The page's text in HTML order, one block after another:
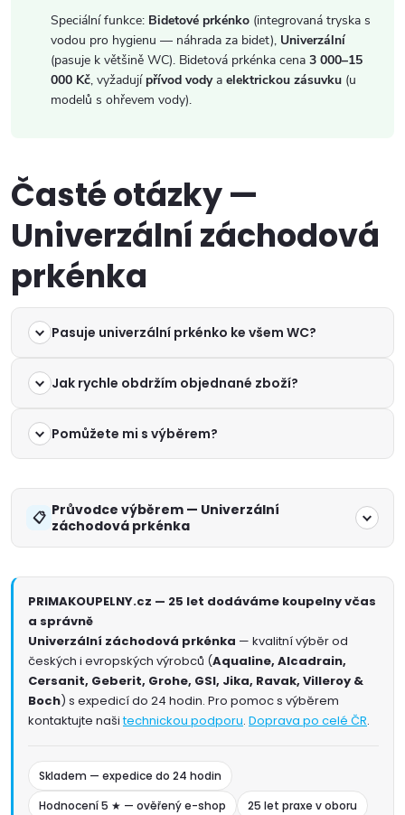
Speciální funkce: Bidetové prkénko (integrovaná tryska s
vodou pro hygienu — náhrada za bidet), Univerzální
(pasuje k většině WC). Bidetová prkénka cena 3 000–15
000 Kč, vyžadují přívod vodya elektrickou zásuvku (u
modelů s ohřevem vody).
Časté otázky —
Univerzální záchodová
prkénka
Pasuje univerzální prkénko ke všem WC?
Jak rychle obdržím objednané zboží?
Pomůžete mi s výběrem?
Průvodce výběrem — Univerzální
záchodová prkénka
PRIMAKOUPELNY.cz — 25 let dodáváme koupelny včas
a správně
Univerzální záchodová prkénka — kvalitní výběr od
českých i evropských výrobců (Aqualine, Alcadrain,
Cersanit, Geberit, Grohe, GSI, Jika, Ravak, Villeroy &
Boch) s expedicí do 24 hodin. Pro pomoc s výběrem
kontaktujte našitechnickou podporu. Doprava po celé ČR.
Skladem — expedice do 24 hodin
Hodnocení 5 ★ — ověřený e-shop
25 let praxe v oboru